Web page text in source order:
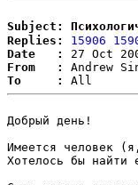
Subject:
Replies:
15906
Date   :
From   :
Andrew
To     :
Добрый день!
Имеется человек
Хотелось бы